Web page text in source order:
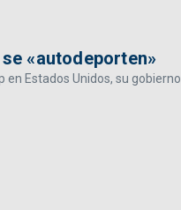
«autodeporten»
Estados Unidos, su gobierno